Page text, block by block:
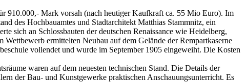
910.000,- Mark vorsah (nach heutiger Kaufkraft ca. 55 Mio Euro). Im
des Hochbauamtes und Stadtarchitekt Matthias Stammnitz, ein
sich an Schlossbauten der deutschen Renaissance wie Heidelberg,
ermittelten Neubau auf dem Gelände der Rempartkaserne
vollendet und wurde im September 1905 eingeweiht. Die Kosten
waren auf dem neuesten technischen Stand. Die Details der
der Bau- und Kunstgewerke praktischen Anschauungsunterricht. Es